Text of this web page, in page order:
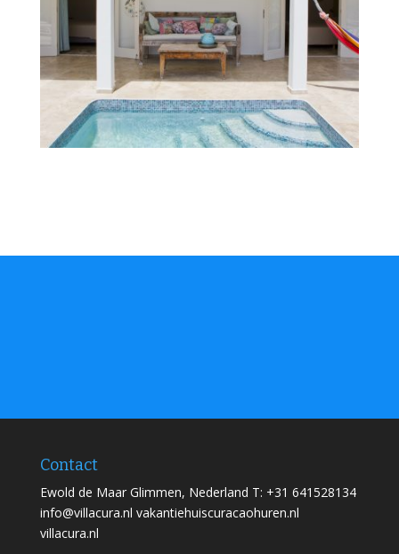
Contact
Ewold de Maar Glimmen, Nederland T: +31 641528134
info@villacura.nl vakantiehuiscuracaohuren.nl
villacura.nl